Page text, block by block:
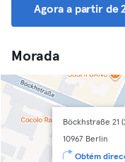
Agora a partir de
Morada
Böckhstraße 21
10967 Berlin
Obtém